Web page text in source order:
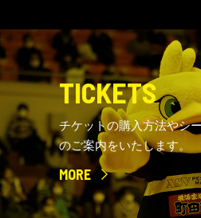
TICKETS
チケットの購入方法やシ
のご案内をいたします。
MORE